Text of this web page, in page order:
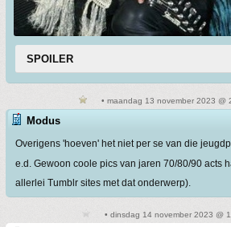
SPOILER
• maandag 13 november 2023 @
Modus
Overigens 'hoeven' het niet per se van die
e.d. Gewoon coole pics van jaren 70/80/90 acts
allerlei Tumblr sites met dat onderwerp).
• dinsdag 14 november 2023 @